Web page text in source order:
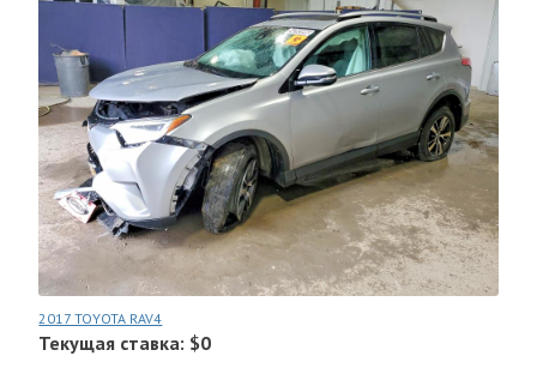
2017 TOYOTA RAV4
Текущая ставка: $0